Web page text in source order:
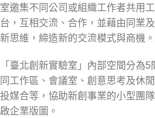
室邀集不同公司或組織工作者共用
台，互相交流、合作，並藉由同業
新思維，締造新的交流模式與商機。
「臺北創新實驗室」內部空間分為
同工作區、會議室、創意思考及休
投媒合等，協助新創事業的小型團
啟企業版圖。